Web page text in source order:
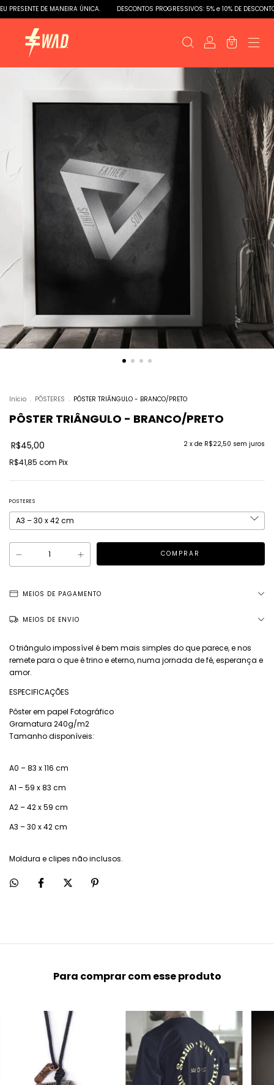
DE MANEIRA ÚNICA. DESCONTOS PROGRESSIVOS: 5% e 10% DE DESCONTOS
0
Início . PÔSTERES . PÔSTER TRIÂNGULO - BRANCO/PRETO
PÔSTER TRIÂNGULO - BRANCO/PRETO
R$45,00 2 x de R$22,50 sem juros
R$41,85 com Pix
POSTERES
MEIOS DE PAGAMENTO
MEIOS DE ENVIO
O triângulo impossível é bem mais simples do que parece, e nos
remete para o que é trino e eterno, numa jornada de fé, esperança e
amor.
ESPECIFICAÇÕES
Pôster em papel Fotográfico
Gramatura 240g/m2
Tamanho disponíveis:
A0 – 83 x 116 cm
A1 – 59 x 83 cm
A2 – 42 x 59 cm
A3 – 30 x 42 cm
Moldura e clipes não inclusos.
Para comprar com esse produto